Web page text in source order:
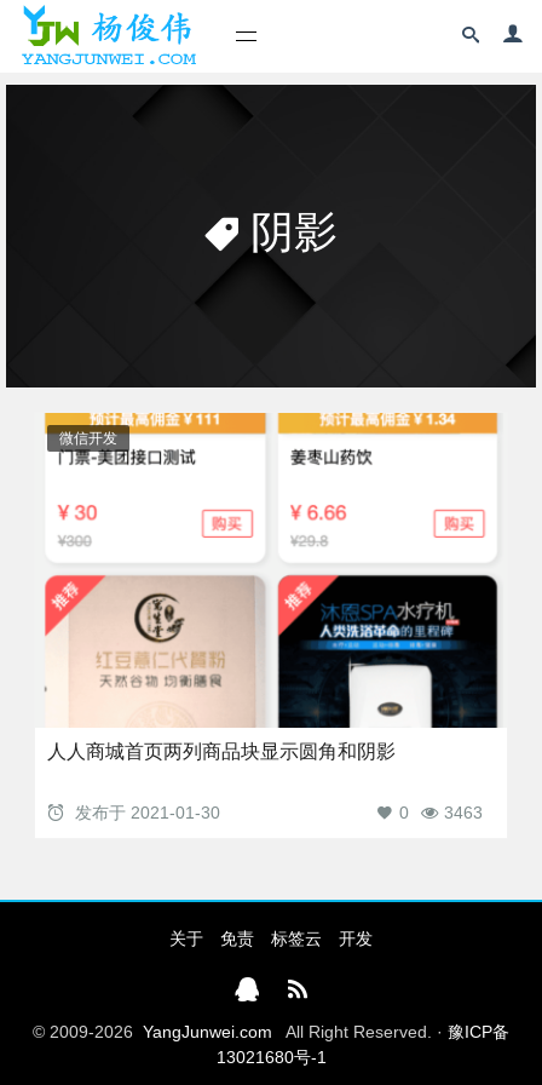
阴影
微信开发
人人商城首页两列商品块显示圆角和阴影
发布于 2021-01-30 3463
0
关于 免责 标签云 开发
© 2009-2026 YangJunwei.com All Right Reserved. · 豫ICP备
13021680号-1